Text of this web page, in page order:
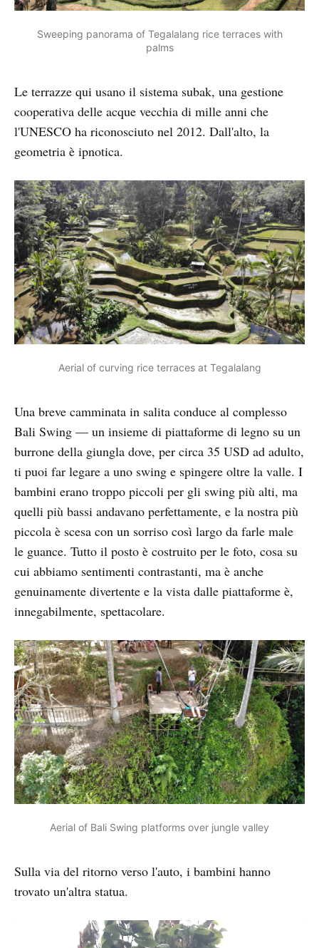
Sweeping panorama of Tegalalang rice terraces with
palms
Le terrazze qui usano il sistema subak, una gestione
cooperativa delle acque vecchia di mille anni che
l'UNESCO ha riconosciuto nel 2012. Dall'alto, la
geometria è ipnotica.
Aerial of curving rice terraces at Tegalalang
Una breve camminata in salita conduce al complesso
Bali Swing — un insieme di piattaforme di legno su un
burrone della giungla dove, per circa 35 USD ad adulto,
ti puoi far legare a uno swing e spingere oltre la valle. I
bambini erano troppo piccoli per gli swing più alti, ma
quelli più bassi andavano perfettamente, e la nostra più
piccola è scesa con un sorriso così largo da farle male
le guance. Tutto il posto è costruito per le foto, cosa su
cui abbiamo sentimenti contrastanti, ma è anche
genuinamente divertente e la vista dalle piattaforme è,
innegabilmente, spettacolare.
Aerial of Bali Swing platforms over jungle valley
Sulla via del ritorno verso l'auto, i bambini hanno
trovato un'altra statua.